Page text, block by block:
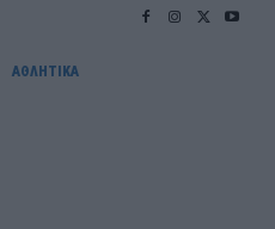
ΑΘΛΗΤΙΚΑ